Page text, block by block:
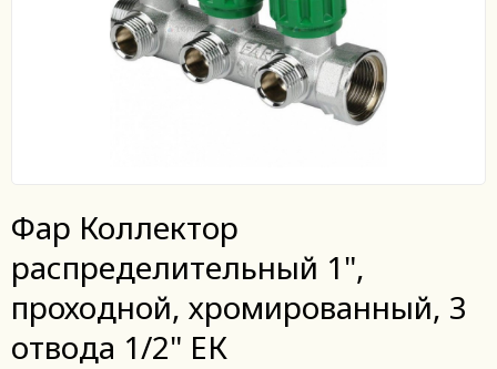
Фар Коллектор
распределительный 1",
проходной, хромированный, 3
отвода 1/2" ЕК